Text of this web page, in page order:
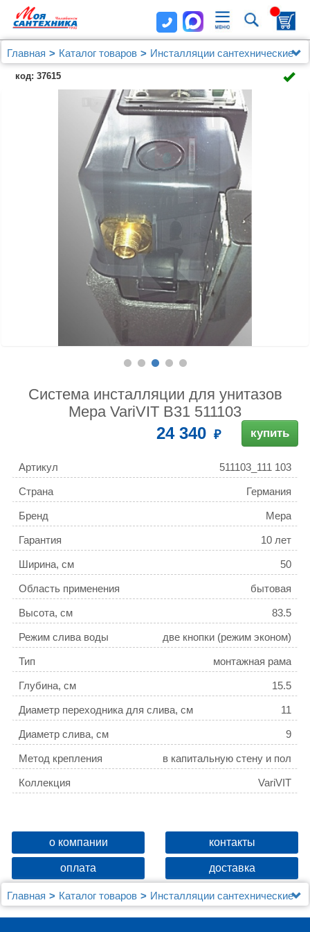
Главная Каталог товаров
Инсталляции сантехнические
Для унитаза
Система инсталляции для унитазов Mepa VariVIT
код: 37615
Система инсталляции для унитазов
Mepa VariVIT B31 511103
24 340 купить
Артикул 511103_111 103
Страна Германия
Бренд Mepa
Гарантия 10 лет
Ширина, см 50
Область применения бытовая
Высота, см 83.5
Режим слива воды две кнопки (режим эконом)
Тип монтажная рама
Глубина, см 15.5
Диаметр переходника для слива, см 11
Диаметр слива, см 9
Метод крепления в капитальную стену и пол
Коллекция VariVIT
о компании контакты
оплата доставка
Главная Каталог товаров
Инсталляции сантехнические
Для унитаза